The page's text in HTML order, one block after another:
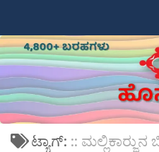
ಟ್ಯಾಗ್: :: ಮಲ್ಲಿಕಾರ‍್ಜುನ